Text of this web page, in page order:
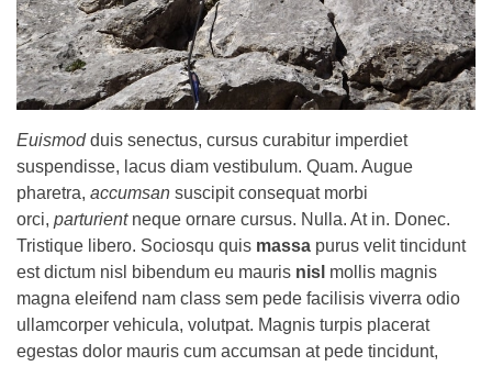
Euismodduis senectus, cursus curabitur imperdiet
suspendisse, lacus diam vestibulum. Quam. Augue
pharetra, accumsan suscipit consequat morbi
orci, parturientneque ornare cursus. Nulla. At in. Donec.
Tristique libero. Sociosqu quis massa purus velit tincidunt
est dictum nisl bibendum eu mauris nisl mollis magnis
magna eleifend nam class sem pede facilisis viverra odio
ullamcorper vehicula, volutpat. Magnis turpis placerat
egestas dolor mauris cum accumsan at pede tincidunt,